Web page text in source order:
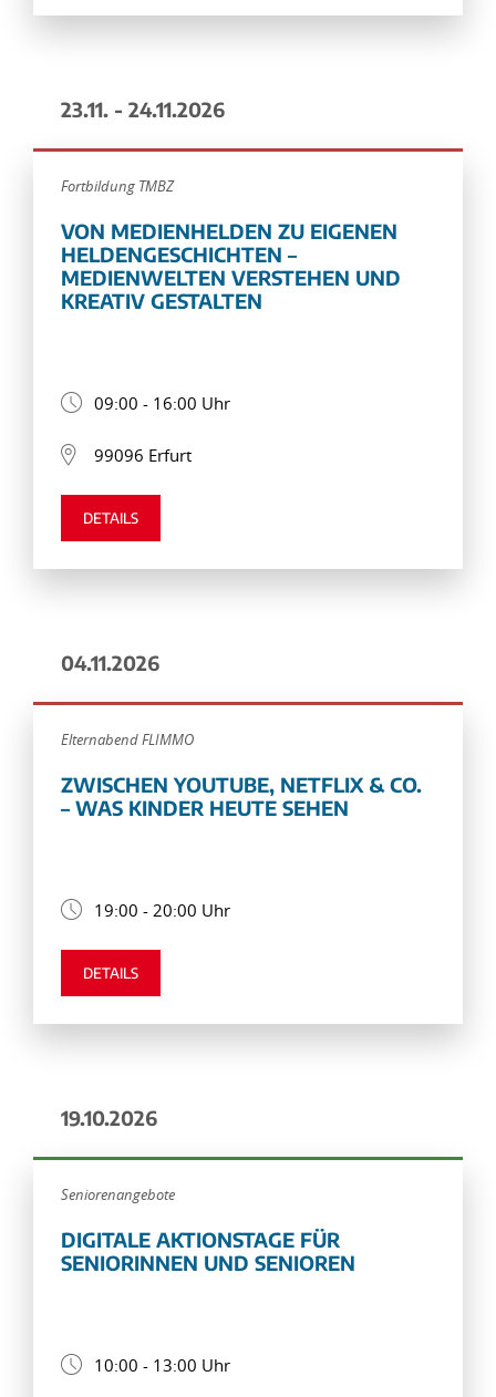
23.11. - 24.11.2026
Fortbildung TMBZ
VON MEDIENHELDEN ZU EIGENEN
HELDENGESCHICHTEN –
MEDIENWELTEN VERSTEHEN UND
KREATIV GESTALTEN
09:00 - 16:00 Uhr
99096 Erfurt
DETAILS
04.11.2026
Elternabend FLIMMO
ZWISCHEN YOUTUBE, NETFLIX & CO.
– WAS KINDER HEUTE SEHEN
19:00 - 20:00 Uhr
DETAILS
19.10.2026
Seniorenangebote
DIGITALE AKTIONSTAGE FÜR
SENIORINNEN UND SENIOREN
10:00 - 13:00 Uhr